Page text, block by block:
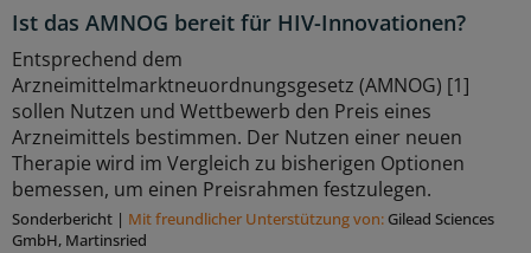
Ist das AMNOG bereit für HIV-Innovationen?
Entsprechend dem
Arzneimittelmarktneuordnungsgesetz (AMNOG) [1]
sollen Nutzen und Wettbewerb den Preis eines
Arzneimittels bestimmen. Der Nutzen einer neuen
Therapie wird im Vergleich zu bisherigen Optionen
bemessen, um einen Preisrahmen festzulegen.
Sonderbericht | Mit freundlicher Unterstützung von: Gilead Sciences
GmbH, Martinsried